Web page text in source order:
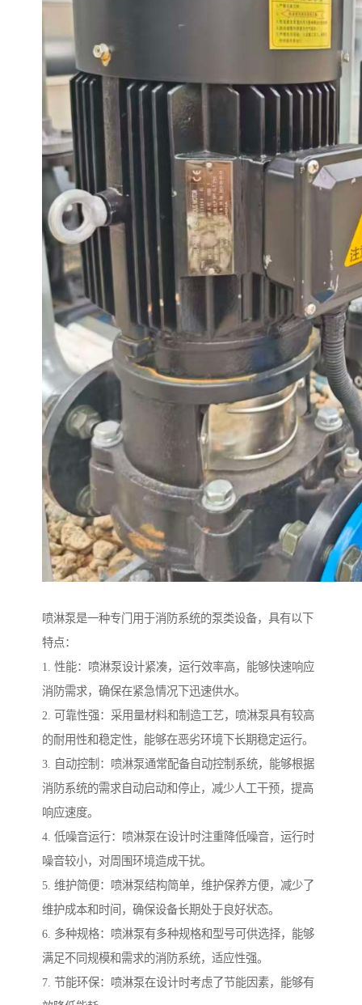
喷淋泵是一种专门用于消防系统的泵类设备，具有以下
特点：
1. 性能：喷淋泵设计紧凑，运行效率高，能够快速响应
消防需求，确保在紧急情况下迅速供水。
2. 可靠性强：采用量材料和制造工艺，喷淋泵具有较高
的耐用性和稳定性，能够在恶劣环境下长期稳定运行。
3. 自动控制：喷淋泵通常配备自动控制系统，能够根据
消防系统的需求自动启动和停止，减少人工干预，提高
响应速度。
4. 低噪音运行：喷淋泵在设计时注重降低噪音，运行时
噪音较小，对周围环境造成干扰。
5. 维护简便：喷淋泵结构简单，维护保养方便，减少了
维护成本和时间，确保设备长期处于良好状态。
6. 多种规格：喷淋泵有多种规格和型号可供选择，能够
满足不同规模和需求的消防系统，适应性强。
7. 节能环保：喷淋泵在设计时考虑了节能因素，能够有